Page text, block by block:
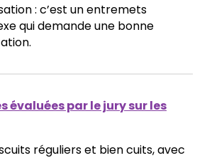
: c’est un entremets
qui demande une bonne
évaluées par le jury sur les
réguliers et bien cuits, avec